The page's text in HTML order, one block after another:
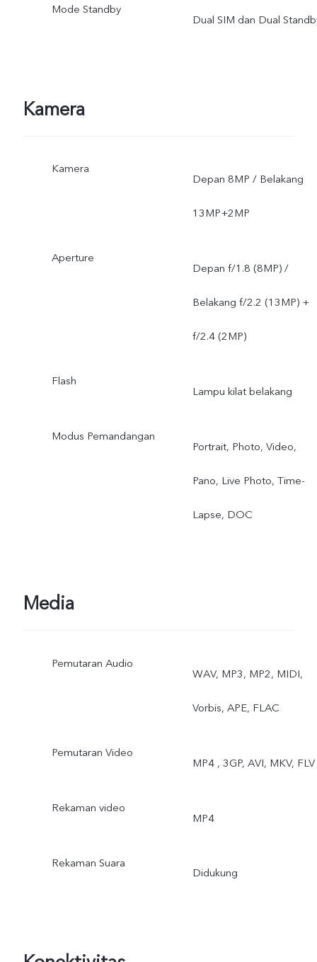
software ponsel;
Mode Standby
Dual SIM dan Dual
Kamera
Kamera
Depan 8MP / Belakang
13MP+2MP
Aperture
Depan f/1.8 (8MP) /
Belakang f/2.2 (13MP) +
f/2.4 (2MP)
Flash
Lampu kilat belakang
Modus Pemandangan
Portrait, Photo, Video,
Pano, Live Photo, Time-
Lapse, DOC
Media
Pemutaran Audio
WAV, MP3, MP2, MIDI,
Vorbis, APE, FLAC
Pemutaran Video
MP4 , 3GP, AVI, MKV, FLV
Rekaman video
MP4
Rekaman Suara
Didukung